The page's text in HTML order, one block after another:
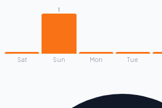
1
Sat Sun Mon Tue